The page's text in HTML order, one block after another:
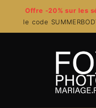
Offre -20% sur les
le code